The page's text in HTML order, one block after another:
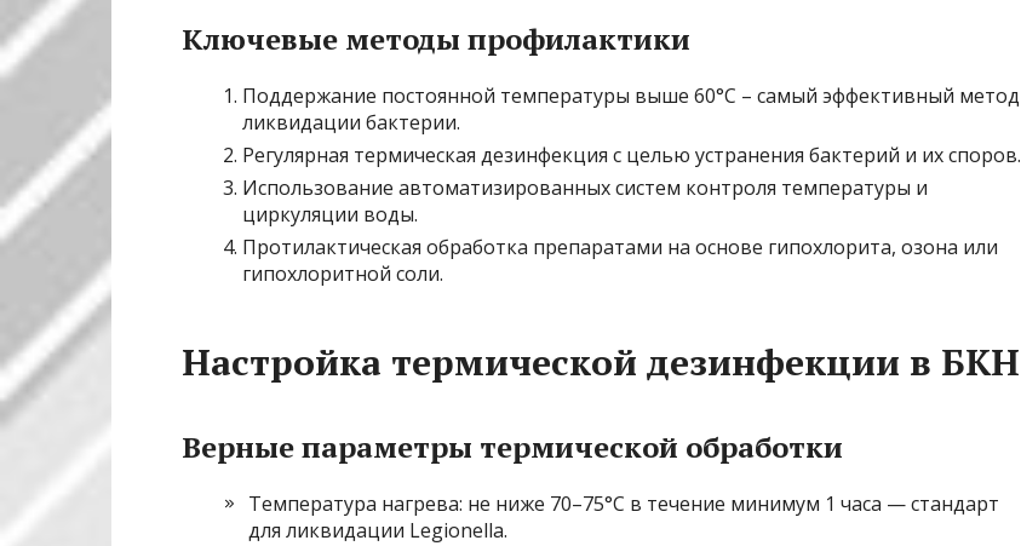
Ключевые методы профилактики
Поддержание постоянной температуры выше 60°С – самый эффективный метод
ликвидации бактерии.
Регулярная термическая дезинфекция с целью устранения бактерий и их споров.
Использование автоматизированных систем контроля температуры и
циркуляции воды.
Протилактическая обработка препаратами на основе гипохлорита, озона или
гипохлоритной соли.
Настройка термической дезинфекции в БКН
Верные параметры термической обработки
Температура нагрева: не ниже 70–75°С в течение минимум 1 часа — стандарт
для ликвидации Legionella.